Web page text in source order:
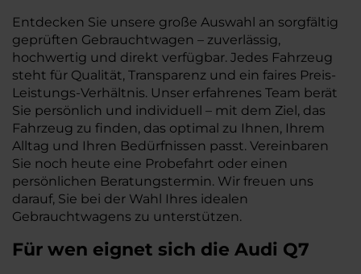
Entdecken Sie unsere große Auswahl an sorgfältig
geprüften Gebrauchtwagen – zuverlässig,
hochwertig und direkt verfügbar. Jedes Fahrzeug
steht für Qualität, Transparenz und ein faires Preis-
Leistungs-Verhältnis. Unser erfahrenes Team berät
Sie persönlich und individuell – mit dem Ziel, das
Fahrzeug zu finden, das optimal zu Ihnen, Ihrem
Alltag und Ihren Bedürfnissen passt. Vereinbaren
Sie noch heute eine Probefahrt oder einen
persönlichen Beratungstermin. Wir freuen uns
darauf, Sie bei der Wahl Ihres idealen
Gebrauchtwagens zu unterstützen.
Für wen eignet sich die Audi Q7